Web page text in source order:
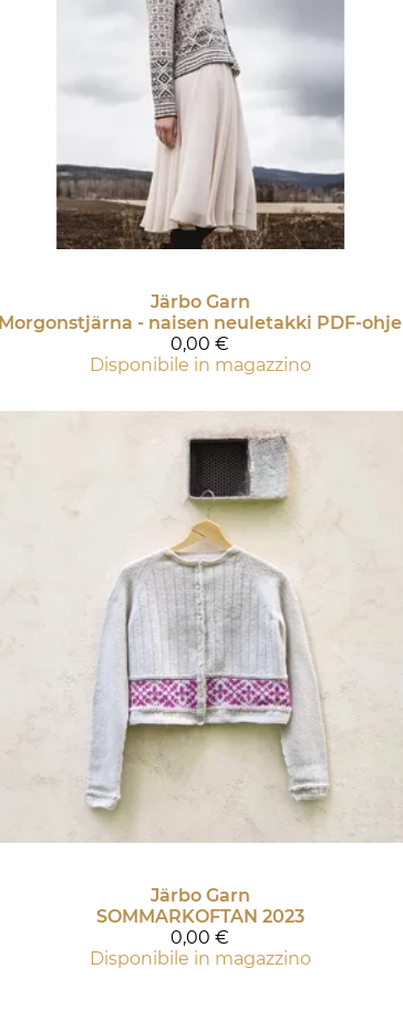
Järbo Garn
Morgonstjärna - naisen neuletakki PDF-ohje
0,00 €
Disponibile in magazzino
Järbo Garn
SOMMARKOFTAN 2023
0,00 €
Disponibile in magazzino